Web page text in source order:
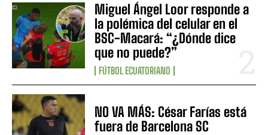
Miguel Ángel Loor responde a
la polémica del celular en el
BSC-Macará: “¿Dónde dice
que no puede?”
FÚTBOL ECUATORIANO
NO VA MÁS: César Farías está
fuera de Barcelona SC